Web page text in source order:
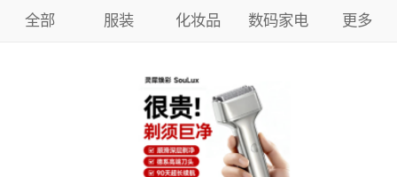
全部 服装 化妆品 数码家电 更多